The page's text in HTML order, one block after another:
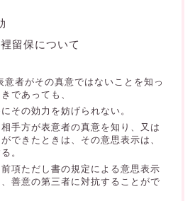
留保について
者がその真意ではないことを知っ
であっても、
その効力を妨げられない。
手方が表意者の真意を知り、又は
できたときは、その意思表示は、
。
項ただし書の規定による意思表示
善意の第三者に対抗することがで